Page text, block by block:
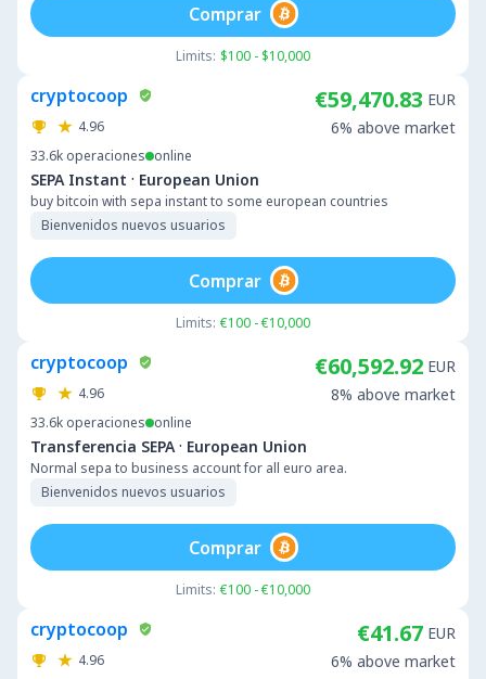
Limits: $100 - $10,000
Comprar
cryptocoop
4.96
33.6k operaciones online
SEPA Instant · European Union
buy bitcoin with sepa instant to some european countries
Bienvenidos nuevos usuarios
€59,470.83 EUR
6% above market
Limits: €100 - €10,000
Comprar
cryptocoop
4.96
33.6k operaciones online
Transferencia SEPA · European Union
Normal sepa to business account for all euro area.
Bienvenidos nuevos usuarios
€60,592.92 EUR
8% above market
Limits: €100 - €10,000
Comprar
cryptocoop
4.96
€41.67 EUR
6% above market